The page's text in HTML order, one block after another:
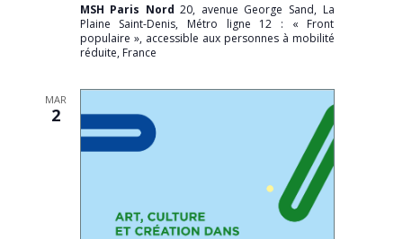
MSH Paris Nord20, avenue George Sand, La
Plaine Saint-Denis, Métro ligne 12 : « Front
populaire », accessible aux personnes à mobilité
réduite, France
MAR
2